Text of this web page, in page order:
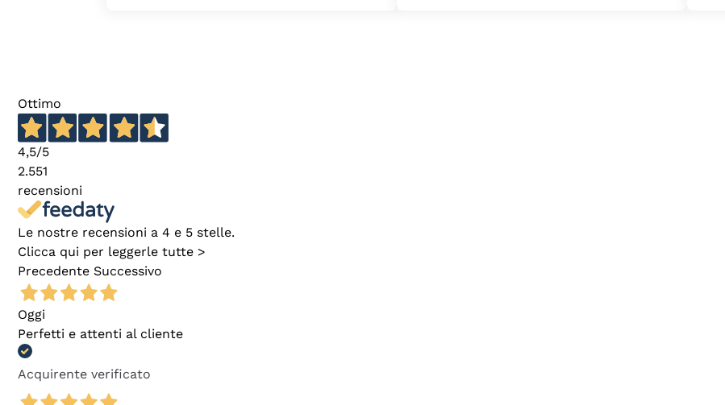
Ottimo
4,5/5
2.551
recensioni
Le nostre recensioni a 4 e 5 stelle.
Clicca qui per leggerle tutte >
Precedente Successivo
Oggi
Perfetti e attenti al cliente
Acquirente verificato